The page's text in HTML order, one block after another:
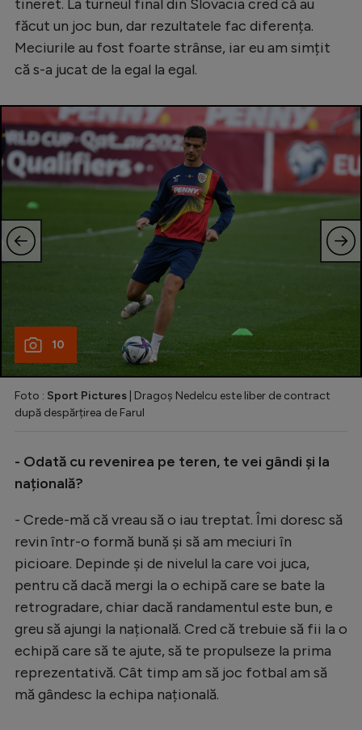
tineret. La turneul final din Slovacia cred că au
făcut un joc bun, dar rezultatele fac diferența.
Meciurile au fost foarte strânse, iar eu am simțit
că s-a jucat de la egal la egal.
10
Foto : Sport Pictures | Dragoș Nedelcu este liber de contract
după despărțirea de Farul
- Odată cu revenirea pe teren, te vei gândi și la
națională?
- Crede-mă că vreau să o iau treptat. Îmi doresc să
revin într-o formă bună și să am meciuri în
picioare. Depinde și de nivelul la care voi juca,
pentru că dacă mergi la o echipă care se bate la
retrogradare, chiar dacă randamentul este bun, e
greu să ajungi la națională. Cred că trebuie să fii la o
echipă care să te ajute, să te propulseze la prima
reprezentativă. Cât timp am să joc fotbal am să
mă gândesc la echipa națională.